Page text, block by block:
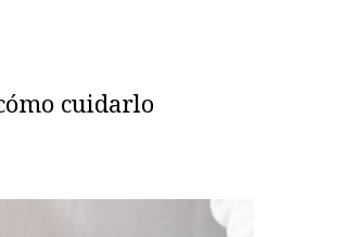
cuidarlo